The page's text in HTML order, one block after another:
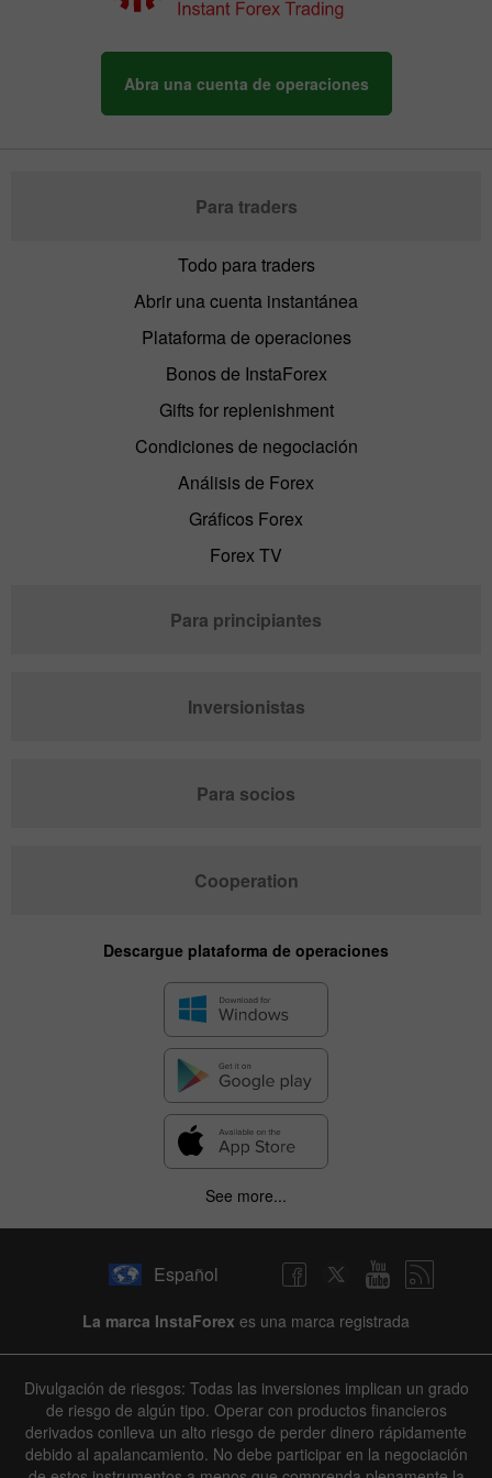
Abra una cuenta de operaciones
Para traders
Todo para traders
Abrir una cuenta instantánea
Plataforma de operaciones
Bonos de InstaForex
Gifts for replenishment
Condiciones de negociación
Análisis de Forex
Gráficos Forex
Forex TV
Para principiantes
Inversionistas
Para socios
Cooperation
Descargue plataforma de operaciones
See more...
Español
La marca InstaForex es una marca registrada
Divulgación de riesgos: Todas las inversiones implican un grado
de riesgo de algún tipo. Operar con productos financieros
derivados conlleva un alto riesgo de perder dinero rápidamente
debido al apalancamiento. No debe participar en la negociación